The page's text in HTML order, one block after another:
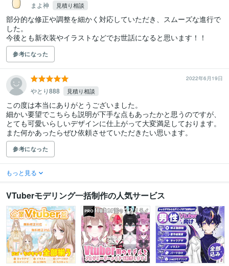
まよ神 見積り相談
部分的な修正や調整を細かく対応していただき、スムーズな進行で
した。
今後とも新衣装やイラストなどでお世話になると思います！！
参考になった
2022年6月19日
やとり888 見積り相談
この度は本当にありがとうございました。
細かい要望でこちらも説明が下手な点もあったかと思うのですが、
とても可愛いらしいデザインに仕上がって大変満足しております。
また何かあったらぜひ依頼させていただきたい思います。
参考になった
もっと見る
VTuberモデリング一括制作の人気サービス